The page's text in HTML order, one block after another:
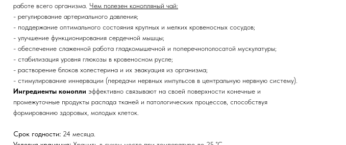
работе всего организма. Чем полезен конопляный чай:
- регулирование артериального давления;
- поддержание оптимального состояния крупных и мелких кровеносных сосудов;
- улучшение функционирования сердечной мышцы;
- обеспечение слаженной работа гладкомышечной и поперечнополосатой мускулатуры;
- стабилизация уровня глюкозы в кровеносном русле;
- растворение блоков холестерина и их эвакуация из организма;
- стимулирование иннервации (передачи нервных импульсов в центральную нервную систему).
Ингредиенты конопли эффективно связывают на своей поверхности конечные и
промежуточные продукты распада тканей и патологических процессов, способствуя
формированию здоровых, молодых клеток.
Срок годности: 24 месяца.